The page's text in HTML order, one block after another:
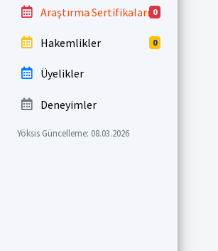
Araştırma Sertifikaları 0
Hakemlikler 0
Üyelikler
Deneyimler
Yöksis Güncelleme: 08.03.2026